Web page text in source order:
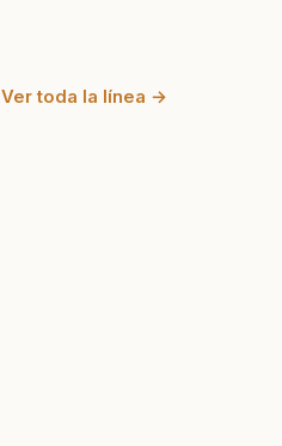
Ver toda la línea →